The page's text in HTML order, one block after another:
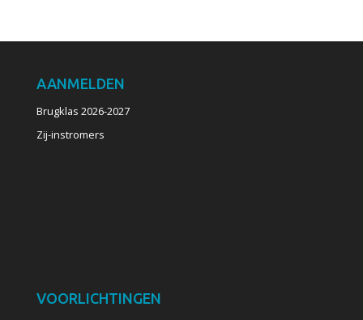
AANMELDEN
Brugklas 2026-2027
Zij-instromers
VOORLICHTINGEN